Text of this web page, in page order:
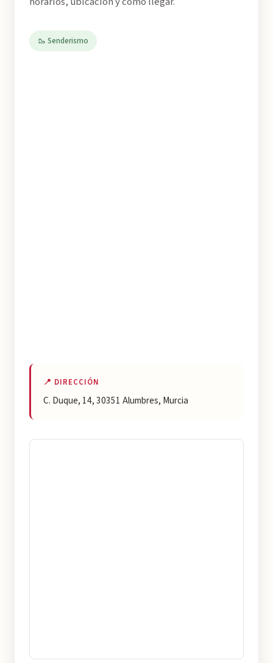
🥾 Senderismo
📍 DIRECCIÓN
C. Duque, 14, 30351 Alumbres, Murcia